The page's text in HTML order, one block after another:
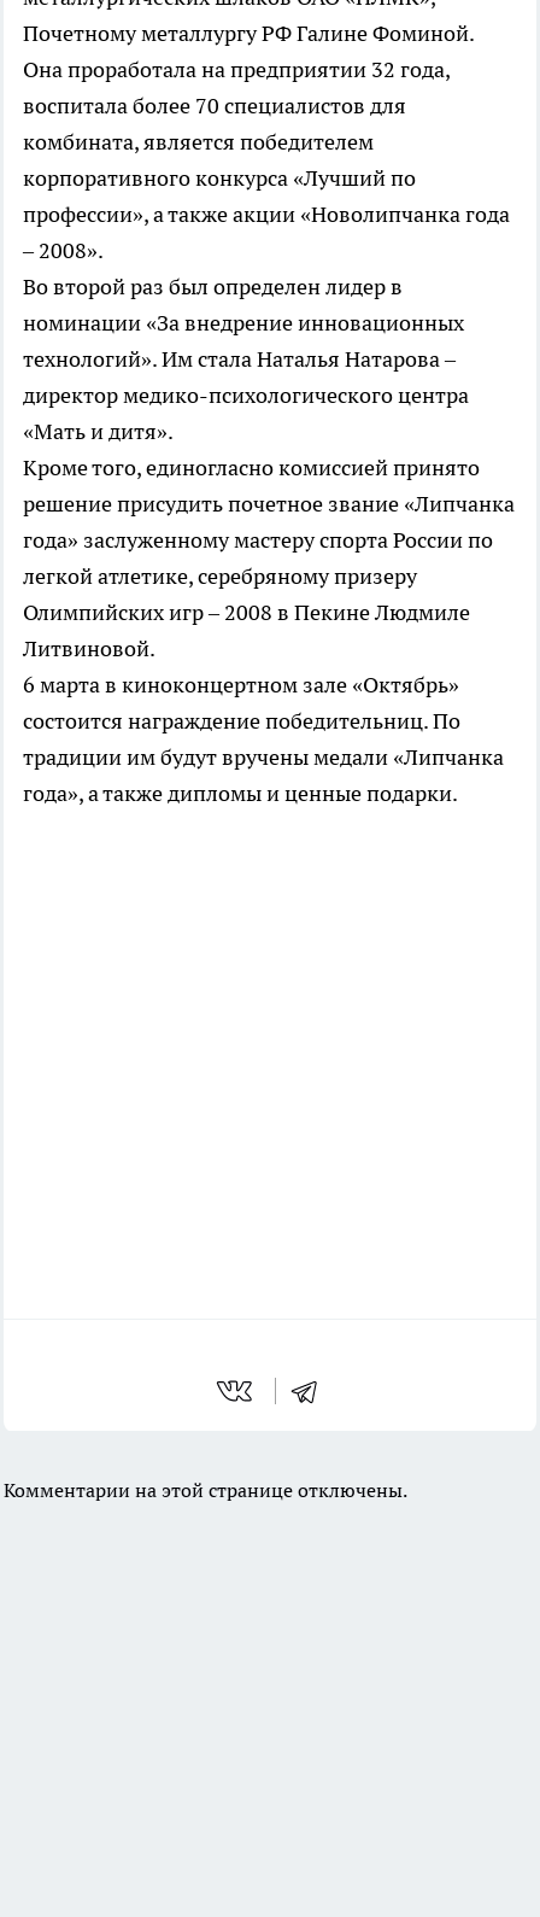
Почетному металлургу РФ Галине Фоминой.
Она проработала на предприятии 32 года,
воспитала более 70 специалистов для
комбината, является победителем
корпоративного конкурса «Лучший по
профессии», а также акции «Новолипчанка года
– 2008».
Во второй раз был определен лидер в
номинации «За внедрение инновационных
технологий». Им стала Наталья Натарова –
директор медико-психологического центра
«Мать и дитя».
Кроме того, единогласно комиссией принято
решение присудить почетное звание «Липчанка
года» заслуженному мастеру спорта России по
легкой атлетике, серебряному призеру
Олимпийских игр – 2008 в Пекине Людмиле
Литвиновой.
6 марта в киноконцертном зале «Октябрь»
состоится награждение победительниц. По
традиции им будут вручены медали «Липчанка
года», а также дипломы и ценные подарки.
Комментарии на этой странице отключены.